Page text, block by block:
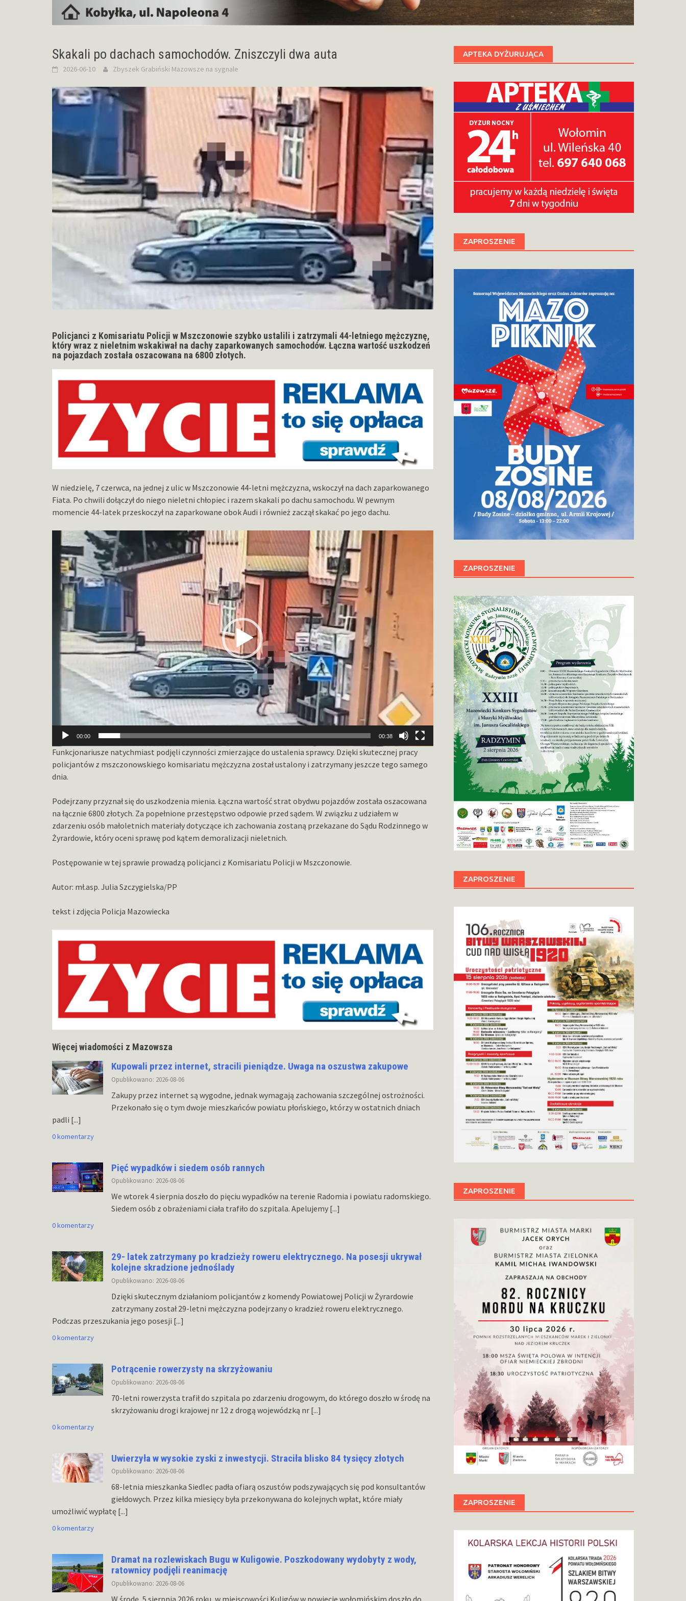
Skakali po dachach samochodów. Zniszczyli dwa auta
2026-06-10 Zbyszek Grabiński Mazowsze na sygnale
Policjanci z Komisariatu Policji w Mszczonowie szybko ustalili i zatrzymali 44-letniego mężczyznę,
który wraz z nieletnim wskakiwał na dachy zaparkowanych samochodów. Łączna wartość uszkodzeń
na pojazdach została oszacowana na 6800 złotych.
W niedzielę, 7 czerwca, na jednej z ulic w Mszczonowie 44-letni mężczyzna, wskoczył na dach zaparkowanego
Fiata. Po chwili dołączył do niego nieletni chłopiec i razem skakali po dachu samochodu. W pewnym
momencie 44-latek przeskoczył na zaparkowane obok Audi i również zaczął skakać po jego dachu.
Odtwarzacz
video
00:00 00:38
Funkcjonariusze natychmiast podjęli czynności zmierzające do ustalenia sprawcy. Dzięki skutecznej pracy
policjantów z mszczonowskiego komisariatu mężczyzna został ustalony i zatrzymany jeszcze tego samego
dnia.
Podejrzany przyznał się do uszkodzenia mienia. Łączna wartość strat obydwu pojazdów została oszacowana
na łącznie 6800 złotych. Za popełnione przestępstwo odpowie przed sądem. W związku z udziałem w
zdarzeniu osób małoletnich materiały dotyczące ich zachowania zostaną przekazane do Sądu Rodzinnego w
Żyrardowie, który oceni sprawę pod kątem demoralizacji nieletnich.
Postępowanie w tej sprawie prowadzą policjanci z Komisariatu Policji w Mszczonowie.
Autor: mł.asp. Julia Szczygielska/PP
tekst i zdjęcia Policja Mazowiecka
Więcej wiadomości z Mazowsza
Kupowali przez internet, stracili pieniądze. Uwaga na oszustwa zakupowe
Opublikowano: 2026-08-06
Zakupy przez internet są wygodne, jednak wymagają zachowania szczególnej ostrożności.
Przekonało się o tym dwoje mieszkańców powiatu płońskiego, którzy w ostatnich dniach
padli [...]
0 komentarzy
Pięć wypadków i siedem osób rannych
Opublikowano: 2026-08-06
We wtorek 4 sierpnia doszło do pięciu wypadków na terenie Radomia i powiatu radomskiego.
Siedem osób z obrażeniami ciała trafiło do szpitala. Apelujemy [...]
0 komentarzy
29- latek zatrzymany po kradzieży roweru elektrycznego. Na posesji ukrywał
kolejne skradzione jednoślady
Opublikowano: 2026-08-06
Dzięki skutecznym działaniom policjantów z komendy Powiatowej Policji w Żyrardowie
zatrzymany został 29-letni mężczyzna podejrzany o kradzież roweru elektrycznego.
Podczas przeszukania jego posesji [...]
0 komentarzy
Potrącenie rowerzysty na skrzyżowaniu
Opublikowano: 2026-08-06
70-letni rowerzysta trafił do szpitala po zdarzeniu drogowym, do którego doszło w środę na
skrzyżowaniu drogi krajowej nr 12 z drogą wojewódzką nr [...]
0 komentarzy
Uwierzyła w wysokie zyski z inwestycji. Straciła blisko 84 tysięcy złotych
Opublikowano: 2026-08-06
68-letnia mieszkanka Siedlec padła ofiarą oszustów podszywających się pod konsultantów
giełdowych. Przez kilka miesięcy była przekonywana do kolejnych wpłat, które miały
umożliwić wypłatę [...]
0 komentarzy
Dramat na rozlewiskach Bugu w Kuligowie. Poszkodowany wydobyty z wody,
ratownicy podjęli reanimację
Opublikowano: 2026-08-06
APTEKA DYŻURUJĄCA
ZAPROSZENIE
ZAPROSZENIE
ZAPROSZENIE
ZAPROSZENIE
ZAPROSZENIE